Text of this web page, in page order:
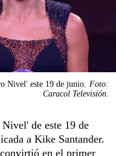
Nivel' este 19 de junio. Foto:
Caracol Televisión.
de este 19 de
a Kike Santander.
en el primer